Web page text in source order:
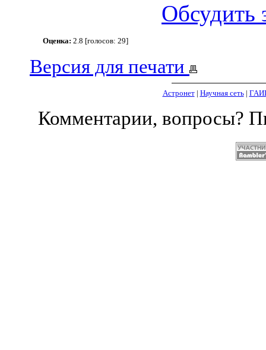
Обсудить
Оценка: 2.8 [голосов: 29]
Версия для печати
Астронет| Научная сеть|
Комментарии, вопросы?